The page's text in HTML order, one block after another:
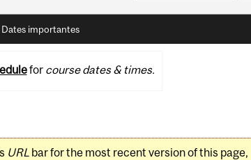
Dates importantes
for course dates & times.
URLbar for the most recent version of this page,